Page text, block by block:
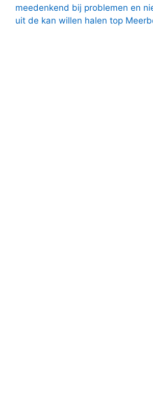
meedenkend bij problemen en
uit de kan willen halen top